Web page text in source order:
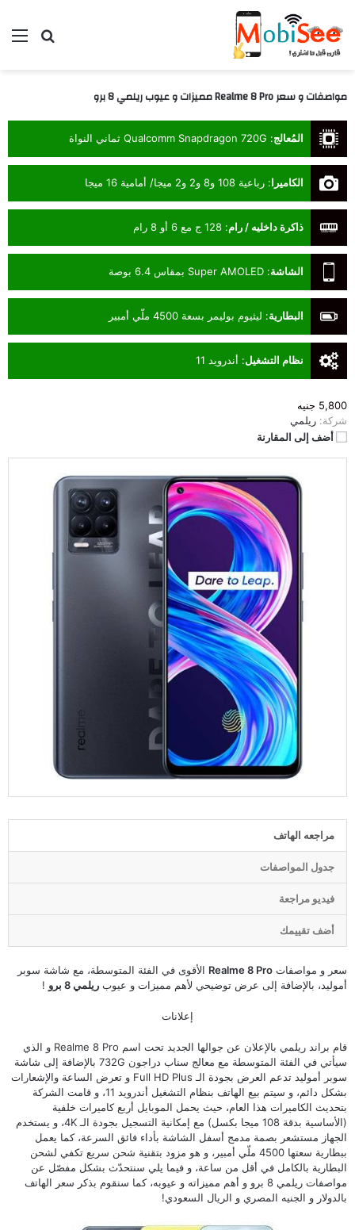
بحث
مواصفات و سعر Realme 8 Pro مميزات و عيوب ريلمي 8 برو
5,800 جنيه
شركة: ريلمي
أضف إلى المقارنة
المُعالج: Qualcomm Snapdragon 720G ثماني النواة
الكاميرا: رباعية 108 و8 و2 و2 ميجا/ أمامية 16 ميجا
ذاكرة داخليه / رام: 128 ج مع 6 أو 8 رام
الشاشة: Super AMOLED بمقاس 6.4 بوصة
البطارية: ليثيوم بوليمر بسعة 4500 ملّي أمبير
نظام التشغيل: أندرويد 11
مراجعه الهاتف
جدول المواصفات
فيديو مراجعة
أضف تقييمك
سعر و مواصفات Realme 8 Pro الأقوى في الفئة المتوسطة، مع شاشة سوبر
أموليد، بالإضافة إلى عرض توضيحي لأهم مميزات و عيوب ريلمي 8 برو !
إعلانات
قام براند ريلمي بالإعلان عن جوالها الجديد تحت اسم Realme 8 Pro و الذي
سيأتي في الفئة المتوسطة مع معالج سناب دراجون 732G بالإضافة إلى شاشة
سوبر أموليد تدعم العرض بجودة الـ Full HD Plus و تعرض الساعة والإشعارات
بشكل دائم، و سيتم بيع الهاتف بنظام التشغيل أندرويد 11، و قامت الشركة
بتحديث الكاميرات هذا العام، حيث يحمل الموبايل أربع كاميرات خلفية
(الأساسية بدقة 108 ميجا بكسل) مع إمكانية التسجيل بجودة الـ 4K، و يستخدم
الجهاز مستشعر بصمة مدمج أسفل الشاشة بأداء فائق السرعة، كما يعمل
ببطارية سعتها 4500 ملّي أمبير، و هو مزود بتقنية شحن سريع تكفي لشحن
البطارية بالكامل في أقل من ساعة، و فيما يلي سنتحدّث بشكل مفصّل عن
مواصفات ريلمي 8 برو و أهم مميزاته و عيوبه، كما سنقوم بذكر سعر الهاتف
بالدولار و الجنيه المصري و الريال السعودي!